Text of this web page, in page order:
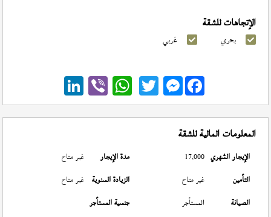
الإتجاهات للشقة
بحري غربي
Messenger
المعلومات المالية للشقة
الإيجار الشهري 17,000 مدة الإيجار
غير متاح
التأمين
غير متاح الزيادة السنوية غير متاح
الصيانة
المستأجر جنسية المستأجر